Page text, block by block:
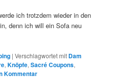
ich trotzdem wieder in den
denn ich will ein Sofa neu
|Verschlagwortet mit Dam
,Knöpfe,Sacré Coupons,
Kommentar